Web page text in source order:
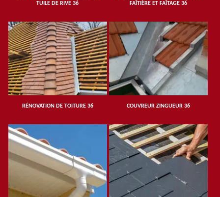
TUILE DE RIVE 36
FAÎTIÈRE ET FAÎTAGE 36
RÉNOVATION DE TOITURE 36 COUVREUR ZINGUEUR 36